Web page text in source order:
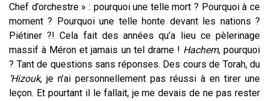
Chef d’orchestre » : pourquoi une telle mort ? Pourquoi à ce
moment ? Pourquoi une telle honte devant les nations ?
Piétiner ?! Cela fait des années qu’a lieu ce pèlerinage
massif à Méron et jamais un tel drame ! Hachem, pourquoi
? Tant de questions sans réponses. Des cours de Torah, du
‘Hizouk, je n’ai personnellement pas réussi à en tirer une
leçon. Et pourtant il le fallait, je me devais de ne pas rester